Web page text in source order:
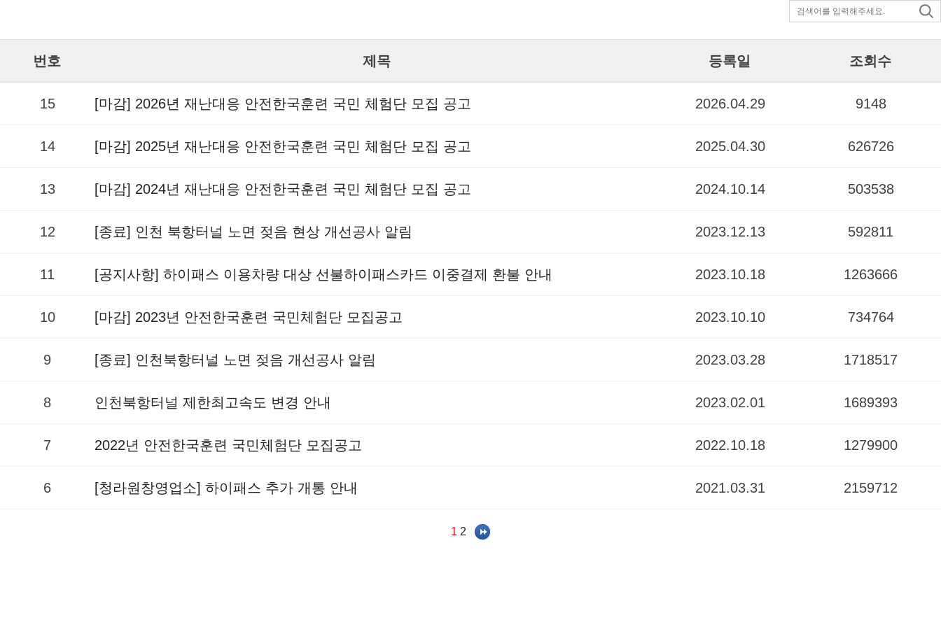
번호 제목 등록일 조회수
15 [마감] 2026년 재난대응 안전한국훈련 국민 체험단 모집 공고 2026.04.29 9148
14 [마감] 2025년 재난대응 안전한국훈련 국민 체험단 모집 공고 2025.04.30 626726
13 [마감] 2024년 재난대응 안전한국훈련 국민 체험단 모집 공고 2024.10.14 503538
12 [종료] 인천 북항터널 노면 젖음 현상 개선공사 알림 2023.12.13 592811
11 [공지사항] 하이패스 이용차량 대상 선불하이패스카드 이중결제 환불 안내 2023.10.18 1263666
10 [마감] 2023년 안전한국훈련 국민체험단 모집공고 2023.10.10 734764
9 [종료] 인천북항터널 노면 젖음 개선공사 알림 2023.03.28 1718517
8 인천북항터널 제한최고속도 변경 안내 2023.02.01 1689393
7 2022년 안전한국훈련 국민체험단 모집공고 2022.10.18 1279900
6 [청라원창영업소] 하이패스 추가 개통 안내 2021.03.31 2159712
1 2